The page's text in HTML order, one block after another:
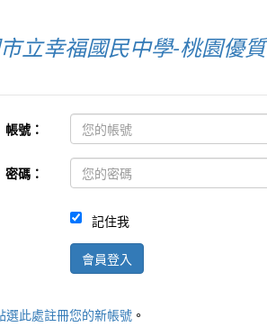
立幸福國民中學-桃園優
帳號：
密碼：
記住我
會員登入
選此處註冊您的新帳號 。